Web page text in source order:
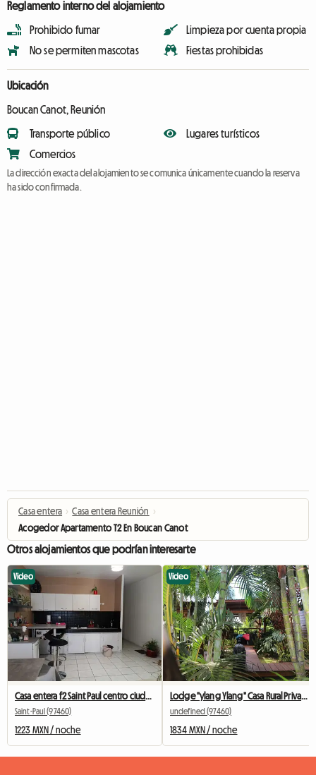
Reglamento interno del alojamiento
Prohibido fumar
No se permiten mascotas
Limpieza por cuenta propia
Fiestas prohibidas
Ubicación
Boucan Canot, Reunión
Transporte público
Comercios
Lugares turísticos
La dirección exacta del alojamiento se comunica únicamente cuando la reserva
ha sido confirmada.
Casa entera › Casa entera Reunión ›
Acogedor Apartamento T2 En Boucan Canot
Otros alojamientos que podrían interesarte
Video
Saint-Paul (97460)
1223 MXN / noche
Video
undefined (97460)
1834 MXN / noche